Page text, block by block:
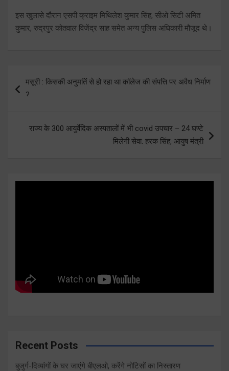
इस खुलासे दौरान एसपी क्राइम मिथिलेश कुमार सिंह, सीओ सिटी अमित
कुमार, रुद्रपुर कोतवाल विजेंद्र साह समेत अन्य पुलिस अधिकारी मौजूद थे।
navigation
मसूरी : किसकी अनुमतिं से हो रहा था कॉलेज की संपत्ति पर अवैध निर्माण
?
राज्य के 300 आयुर्वेदिक अस्पतालों में भी covid उपचार – 24 घण्टे
मिलेगी सेवा: हरक सिंह, आयुष मंत्री
Recent Posts
बुजुर्ग-दिव्यांगों के घर जाएंगे बीएलओ, करेंगे नोटिसों का निस्तारण